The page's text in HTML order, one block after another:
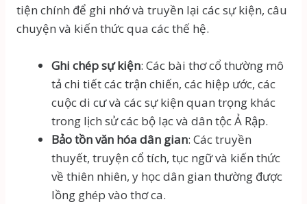
tiện chính để ghi nhớ và truyền lại các sự kiện, câu
chuyện và kiến thức qua các thế hệ.
Ghi chép sự kiện: Các bài thơ cổ thường mô
tả chi tiết các trận chiến, các hiệp ước, các
cuộc di cư và các sự kiện quan trọng khác
trong lịch sử các bộ lạc và dân tộc Ả Rập.
Bảo tồn văn hóa dân gian: Các truyền
thuyết, truyện cổ tích, tục ngữ và kiến thức
về thiên nhiên, y học dân gian thường được
lồng ghép vào thơ ca.